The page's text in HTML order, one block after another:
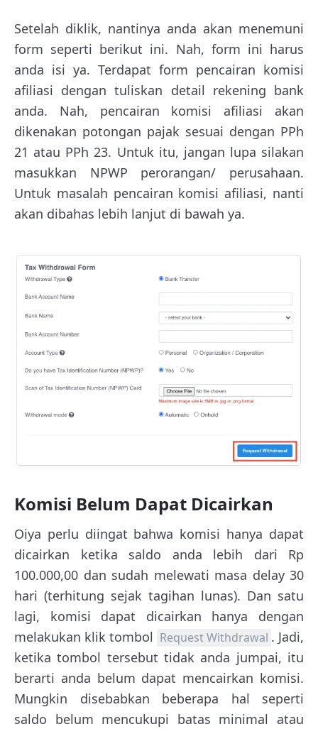
Setelah diklik, nantinya anda akan menemuni
form seperti berikut ini. Nah, form ini harus
anda isi ya. Terdapat form pencairan komisi
afiliasi dengan tuliskan detail rekening bank
anda. Nah, pencairan komisi afiliasi akan
dikenakan potongan pajak sesuai dengan PPh
21 atau PPh 23. Untuk itu, jangan lupa silakan
masukkan NPWP perorangan/ perusahaan.
Untuk masalah pencairan komisi afiliasi, nanti
akan dibahas lebih lanjut di bawah ya.
Komisi Belum Dapat Dicairkan
Oiya perlu diingat bahwa komisi hanya dapat
dicairkan ketika saldo anda lebih dari Rp
100.000,00 dan sudah melewati masa delay 30
hari (terhitung sejak tagihan lunas). Dan satu
lagi, komisi dapat dicairkan hanya dengan
melakukan klik tombol Request Withdrawal . Jadi,
ketika tombol tersebut tidak anda jumpai, itu
berarti anda belum dapat mencairkan komisi.
Mungkin disebabkan beberapa hal seperti
saldo belum mencukupi batas minimal atau